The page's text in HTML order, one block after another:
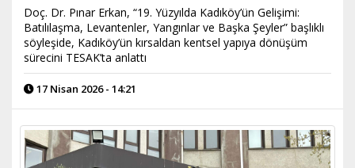
Doç. Dr. Pınar Erkan, “19. Yüzyılda Kadıköy’ün Gelişimi:
Batılılaşma, Levantenler, Yangınlar ve Başka Şeyler” başlıklı
söyleşide, Kadıköy’ün kırsaldan kentsel yapıya dönüşüm
sürecini TESAK’ta anlattı
17 Nisan 2026 - 14:21